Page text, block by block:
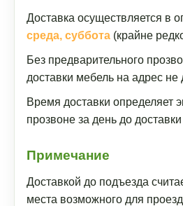
Доставка осуществляется в
среда, суббота (крайне
Без предварительного
доставки мебель на адрес не
Время доставки определяет
прозвоне за день до доставки
Примечание
Доставкой до подъезда
места возможного для